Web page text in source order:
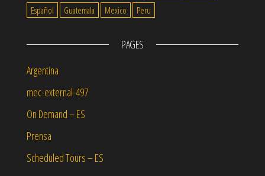
Español
Guatemala Mexico Peru
PAGES
Argentina
mec-external-497
On Demand – ES
Prensa
Scheduled Tours – ES